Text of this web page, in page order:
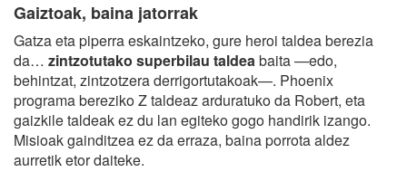
Gaiztoak, baina jatorrak
Gatza eta piperra eskaintzeko, gure heroi taldea berezia
da… zintzotutako superbilau taldeabaita —edo,
behintzat, zintzotzera derrigortutakoak—. Phoenix
programa bereziko Z taldeaz arduratuko da Robert, eta
gaizkile taldeak ez du lan egiteko gogo handirik izango.
Misioak gainditzea ez da erraza, baina porrota aldez
aurretik etor daiteke.